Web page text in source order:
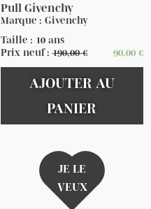
Pull Givenchy
Marque : Givenchy
Taille : 10 ans
Prix neuf :190,00€ 90,00 €
AJOUTER AU
PANIER
JE LE
VEUX